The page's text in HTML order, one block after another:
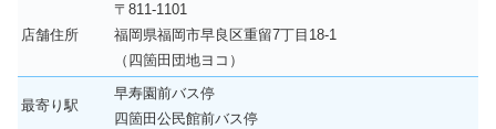
店舗住所
〒811-1101
福岡県福岡市早良区重留7丁目18-1
（四箇田団地ヨコ）
最寄り駅
早寿園前バス停
四箇田公民館前バス停